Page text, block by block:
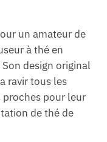
un amateur de
à thé en
design original
ravir tous les
proches pour leur
de thé de